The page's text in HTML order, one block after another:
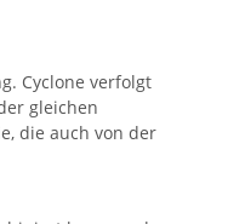
Cyclone verfolgt
gleichen
die auch von der